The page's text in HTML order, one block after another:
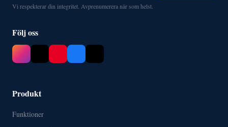
Vi respekterar din integritet. Avprenumerera när som helst.
Följ oss
Produkt
Funktioner